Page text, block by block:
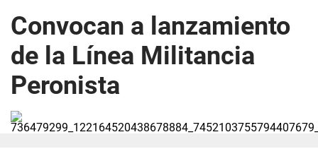
Convocan a lanzamiento
de la Línea Militancia
Peronista